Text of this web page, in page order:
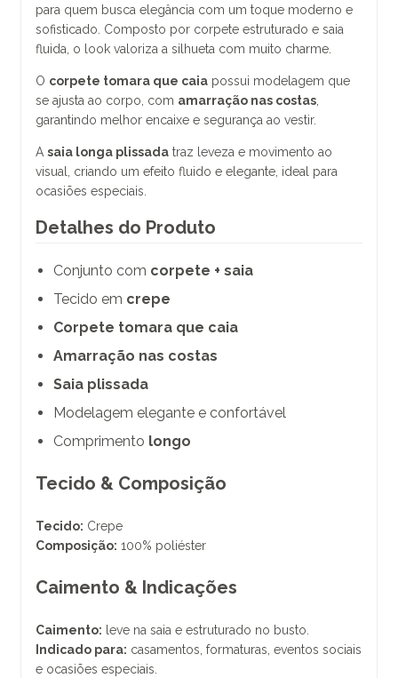
para quem busca elegância com um toque moderno e
sofisticado. Composto por corpete estruturado e saia
fluida, o look valoriza a silhueta com muito charme.
O corpete tomara que caia possui modelagem que
se ajusta ao corpo, com amarração nas costas
garantindo melhor encaixe e segurança ao vestir.
A saia longa plissada traz leveza e movimento ao
visual, criando um efeito fluido e elegante, ideal para
ocasiões especiais.
Detalhes do Produto
Conjunto com corpete + saia
Tecido em crepe
Corpete tomara que caia
Amarração nas costas
Saia plissada
Modelagem elegante e confortável
Comprimento longo
Tecido & Composição
Tecido: Crepe
Composição: 100% poliéster
Caimento & Indicações
Caimento: leve na saia e estruturado no busto.
Indicado para: casamentos, formaturas, eventos sociais
e ocasiões especiais.